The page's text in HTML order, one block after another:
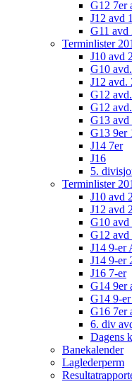
G12 7er
J12 avd 1
G11 avd
Terminlister
J10 avd 2
G10
J12 avd.
G12
G12
G13 avd
G13 9er
J14 7er
J16
5.
Terminlister
J10 avd 2
J12 avd 2
G10 avd
G12 avd
J14 9-er
J14 9-er
J16 7-er
G14 9er
G14 9-
G16 7er
6. div
Dagens
Banekalender
Laglederperm